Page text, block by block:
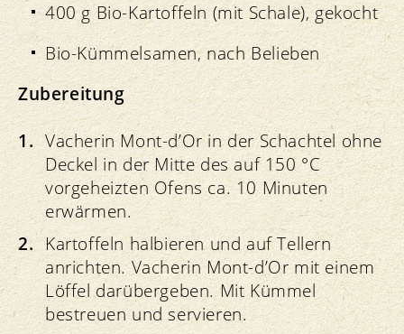
400 g Bio-Kartoffeln (mit Schale), gekocht
Bio-Kümmelsamen, nach Belieben
Zubereitung
Vacherin Mont-d’Or in der Schachtel ohne
Deckel in der Mitte des auf 150 °C
vorgeheizten Ofens ca. 10 Minuten
erwärmen.
Kartoffeln halbieren und auf Tellern
anrichten. Vacherin Mont-d’Or mit einem
Löffel darübergeben. Mit Kümmel
bestreuen und servieren.